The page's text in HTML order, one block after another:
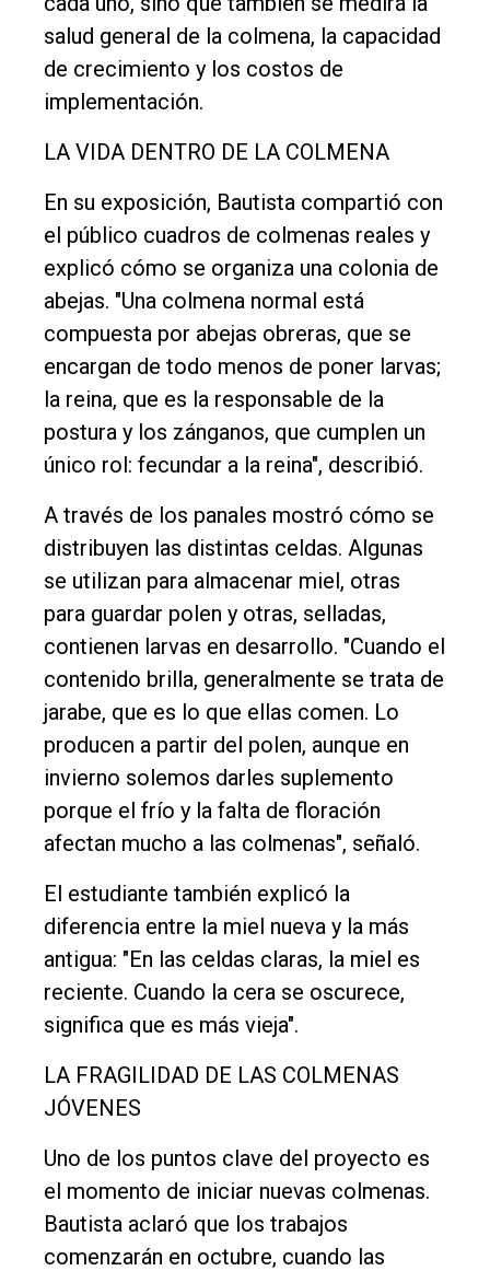
salud general de la colmena, la capacidad
de crecimiento y los costos de
implementación.
LA VIDA DENTRO DE LA COLMENA
En su exposición, Bautista compartió con
el público cuadros de colmenas reales y
explicó cómo se organiza una colonia de
abejas. "Una colmena normal está
compuesta por abejas obreras, que se
encargan de todo menos de poner larvas;
la reina, que es la responsable de la
postura y los zánganos, que cumplen un
único rol: fecundar a la reina", describió.
A través de los panales mostró cómo se
distribuyen las distintas celdas. Algunas
se utilizan para almacenar miel, otras
para guardar polen y otras, selladas,
contienen larvas en desarrollo. "Cuando el
contenido brilla, generalmente se trata de
jarabe, que es lo que ellas comen. Lo
producen a partir del polen, aunque en
invierno solemos darles suplemento
porque el frío y la falta de floración
afectan mucho a las colmenas", señaló.
El estudiante también explicó la
diferencia entre la miel nueva y la más
antigua: "En las celdas claras, la miel es
reciente. Cuando la cera se oscurece,
significa que es más vieja".
LA FRAGILIDAD DE LAS COLMENAS
JÓVENES
Uno de los puntos clave del proyecto es
el momento de iniciar nuevas colmenas.
Bautista aclaró que los trabajos
comenzarán en octubre, cuando las